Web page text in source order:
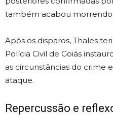
também acabou morrendo
Após os disparos, Thales
Polícia Civil de Goiás
as circunstâncias do crime
ataque.
Repercussão e